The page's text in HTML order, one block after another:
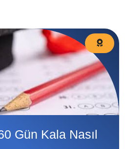
Gün Kala Nasıl